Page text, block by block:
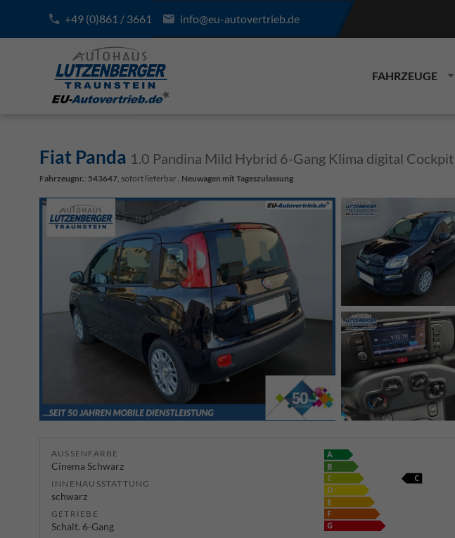
+49 (0)861 / 3661 info@eu-autovertrieb.de
FAHRZEUGE
Fiat Panda 1.0 Pandina Mild Hybrid 6-Gang Klima digital
Fahrzeugnr.: 543647 sofort lieferbar Neuwagen mit Tageszulassung
AUSSENFARBE
Cinema Schwarz
INNENAUSSTATTUNG
schwarz
GETRIEBE
Schalt. 6-Gang